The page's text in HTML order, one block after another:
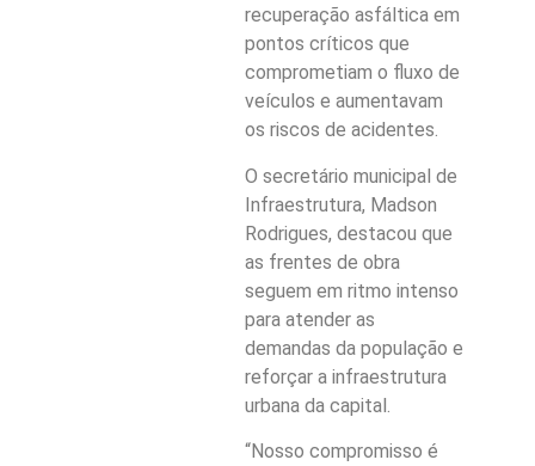
recuperação asfáltica em
pontos críticos que
comprometiam o fluxo de
veículos e aumentavam
os riscos de acidentes.
O secretário municipal de
Infraestrutura, Madson
Rodrigues, destacou que
as frentes de obra
seguem em ritmo intenso
para atender as
demandas da população e
reforçar a infraestrutura
urbana da capital.
“Nosso compromisso é